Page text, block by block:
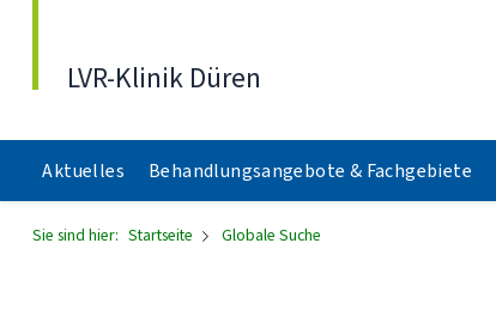
LVR-Klinik Düren
Aktuelles Behandlungsangebote & Fachgebiete
Sie sind hier: Startseite Globale Suche